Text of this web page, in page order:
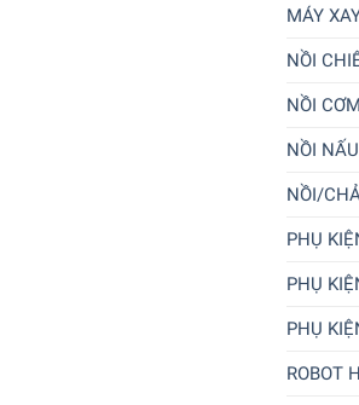
MÁY
NỒI
NỒI
NỒI
NỒI/
PHỤ
PHỤ
PHỤ
ROBOT